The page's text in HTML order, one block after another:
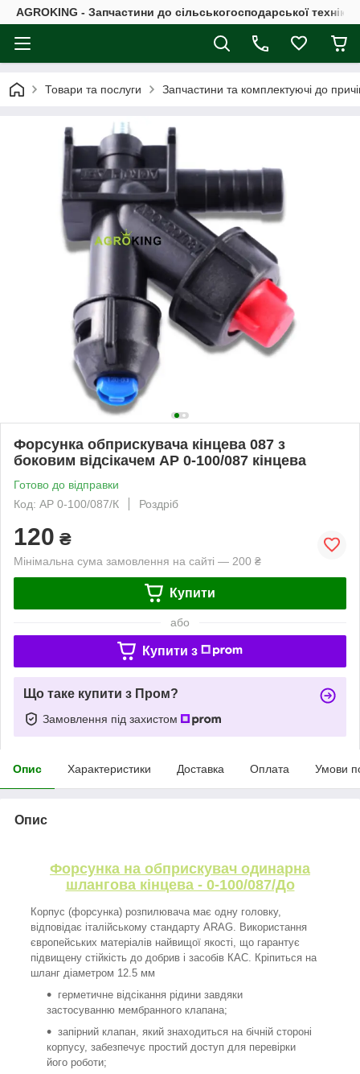
AGROKING - Запчастини до сільськогосподарської
Товари та послуги Запчастини та комплектуючі до
Форсунка обприскувача кінцева 087 з
боковим відсікачем AP 0-100/087 кінцева
Готово до відправки
Код: AP 0-100/087/К
Роздріб
120 ₴
Мінімальна сума замовлення на сайті — 200 ₴
Купити
або
Купити з
Що таке купити з Пром?
Замовлення під захистом
Опис Характеристики Доставка Оплата Умови
Опис
Форсунка на обприскувач одинарна
шлангова кінцева - 0-100/087/До
Корпус (форсунка) розпилювача має одну головку,
відповідає італійському стандарту ARAG. Використання
європейських матеріалів найвищої якості, що гарантує
підвищену стійкість до добрив і засобів КАС. Кріпиться на
шланг діаметром 12.5 мм
герметичне відсікання рідини завдяки
застосуванню мембранного клапана;
запірний клапан, який знаходиться на бічній стороні
корпусу, забезпечує простий доступ для перевірки
його роботи;